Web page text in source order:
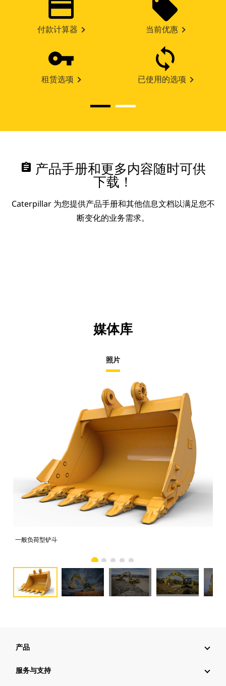
付款计算器 当前优惠
租赁选项 已使用的选项
assignment 产品手册和更多内容随时可供
下载！
Caterpillar 为您提供产品手册和其他信息文档以满足您不
断变化的业务需求。
媒体库
照片
一般负荷型铲斗
产品
服务与支持